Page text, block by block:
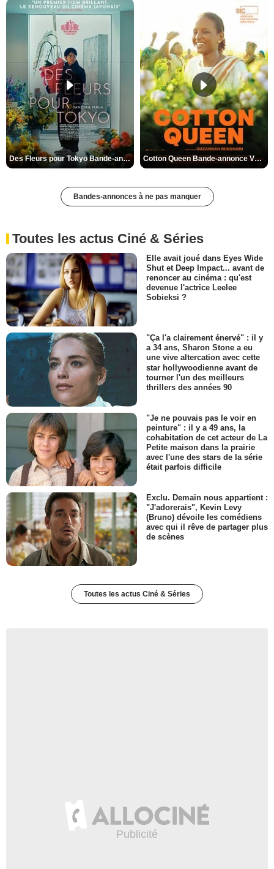
Des Fleurs pour Tokyo Bande-annonce VO STFR Cotton Queen Bande-annonce VO STFR
Bandes-annonces à ne pas manquer
Toutes les actus Ciné & Séries
Elle avait joué dans Eyes Wide
Shut et Deep Impact... avant de
renoncer au cinéma : qu'est
devenue l'actrice Leelee
Sobieksi ?
"Ça l'a clairement énervé" : il y
a 34 ans, Sharon Stone a eu
une vive altercation avec cette
star hollywoodienne avant de
tourner l'un des meilleurs
thrillers des années 90
"Je ne pouvais pas le voir en
peinture" : il y a 49 ans, la
cohabitation de cet acteur de La
Petite maison dans la prairie
avec l'une des stars de la série
était parfois difficile
Exclu. Demain nous appartient :
"J'adorerais", Kevin Levy
(Bruno) dévoile les comédiens
avec qui il rêve de partager plus
de scènes
Toutes les actus Ciné & Séries